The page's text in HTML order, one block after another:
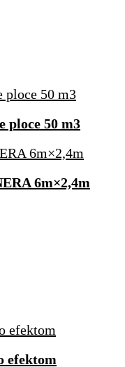
ploce 50 m3
6m×2,4m
efektom